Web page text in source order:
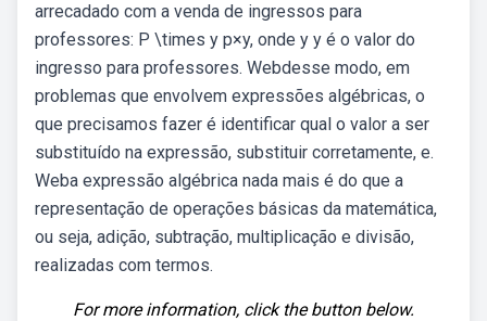
arrecadado com a venda de ingressos para
professores: P \times y p×y, onde y y é o valor do
ingresso para professores. Webdesse modo, em
problemas que envolvem expressões algébricas, o
que precisamos fazer é identificar qual o valor a ser
substituído na expressão, substituir corretamente, e.
Weba expressão algébrica nada mais é do que a
representação de operações básicas da matemática,
ou seja, adição, subtração, multiplicação e divisão,
realizadas com termos.
For more information, click the button below.